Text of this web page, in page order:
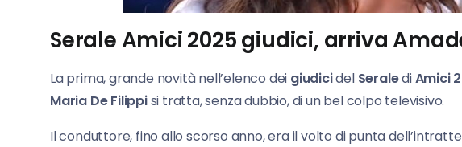
Serale Amici 2025 giudici, arriva
La prima, grande novità nell’elenco dei giudicidel SeralediAmici
Maria De Filippisi tratta, senza dubbio, di un bel colpo televisivo.
Il conduttore, fino allo scorso anno, era il volto di punta